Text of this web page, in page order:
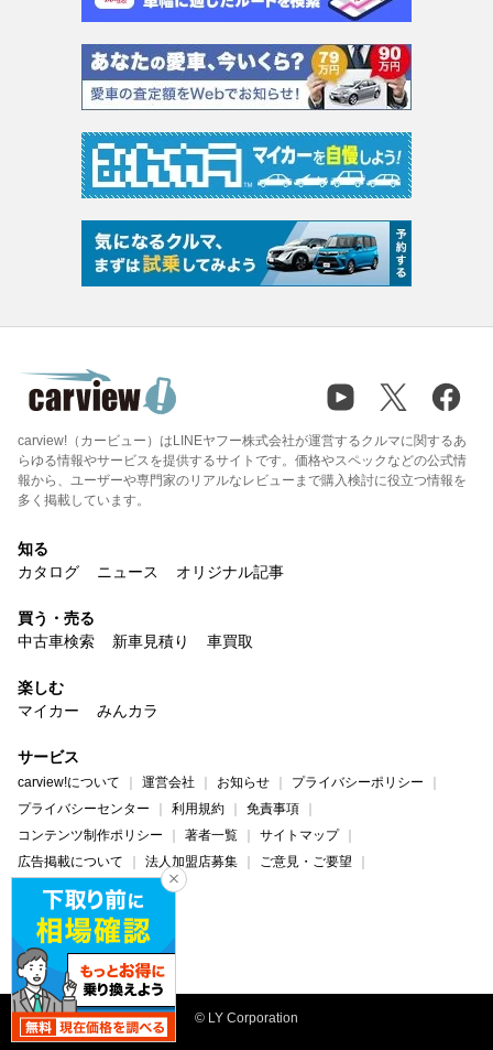
carview!（カービュー）はLINEヤフー株式会社が運営するクルマに関するあ
らゆる情報やサービスを提供するサイトです。価格やスペックなどの公式情
報から、ユーザーや専門家のリアルなレビューまで購入検討に役立つ情報を
多く掲載しています。
知る
カタログ
ニュース オリジナル記事
買う・売る
中古車検索
新車見積り 車買取
楽しむ
マイカー
みんカラ
サービス
carview!について 運営会社 お知らせ
プライバシーポリシー
プライバシーセンター
利用規約
免責事項
コンテンツ制作ポリシー
著者一覧
サイトマップ
広告掲載について
法人加盟店募集
ご意見・ご要望
ヘルプ・お問い合わせ
carview! Yahoo! JAPAN
© LY Corporation